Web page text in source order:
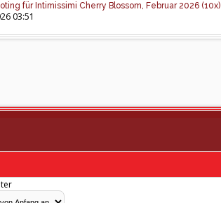
für Intimissimi Cherry Blossom, Februar 2026 (10x)
03:51